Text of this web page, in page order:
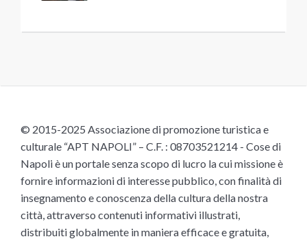
© 2015-2025 Associazione di promozione turistica e
culturale “APT NAPOLI” – C.F. : 08703521214 - Cose di
Napoli è un portale senza scopo di lucro la cui missione è
fornire informazioni di interesse pubblico, con finalità di
insegnamento e conoscenza della cultura della nostra
città, attraverso contenuti informativi illustrati,
distribuiti globalmente in maniera efficace e gratuita,